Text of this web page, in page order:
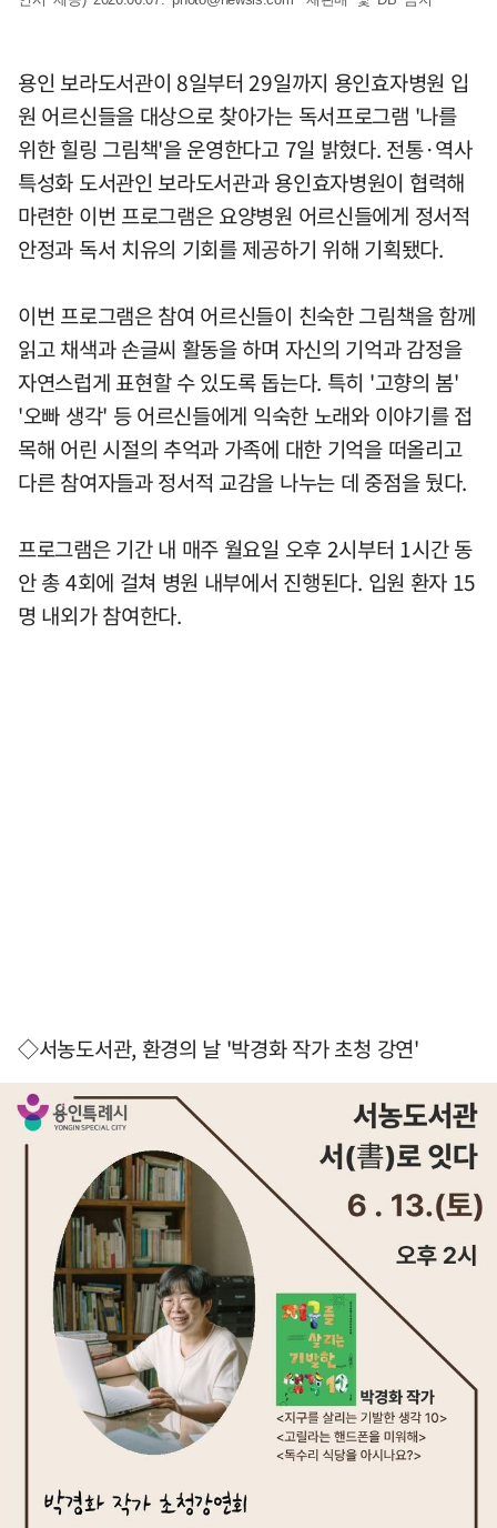
용인 보라도서관이 8일부터 29일까지 용인효자병원 입
원 어르신들을 대상으로 찾아가는 독서프로그램 '나를
위한 힐링 그림책'을 운영한다고 7일 밝혔다. 전통·역사
특성화 도서관인 보라도서관과 용인효자병원이 협력해
마련한 이번 프로그램은 요양병원 어르신들에게 정서적
안정과 독서 치유의 기회를 제공하기 위해 기획됐다.
이번 프로그램은 참여 어르신들이 친숙한 그림책을 함께
읽고 채색과 손글씨 활동을 하며 자신의 기억과 감정을
자연스럽게 표현할 수 있도록 돕는다. 특히 '고향의 봄'
'오빠 생각' 등 어르신들에게 익숙한 노래와 이야기를 접
목해 어린 시절의 추억과 가족에 대한 기억을 떠올리고
다른 참여자들과 정서적 교감을 나누는 데 중점을 뒀다.
프로그램은 기간 내 매주 월요일 오후 2시부터 1시간 동
안 총 4회에 걸쳐 병원 내부에서 진행된다. 입원 환자 15
명 내외가 참여한다.
◇서농도서관, 환경의 날 '박경화 작가 초청 강연'